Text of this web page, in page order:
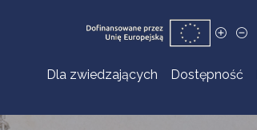
Dla zwiedzających Dostępność